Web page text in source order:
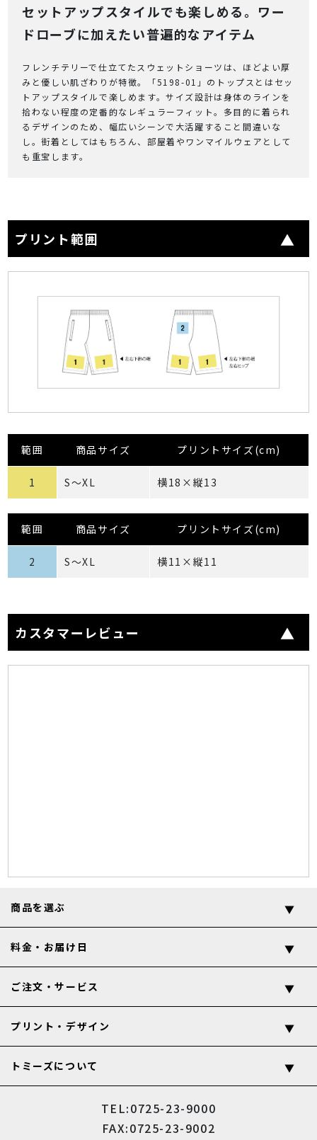
セットアップスタイルでも楽しめる。ワー
ドローブに加えたい普遍的なアイテム
フレンチテリーで仕立てたスウェットショーツは、ほどよい厚
みと優しい肌ざわりが特徴。「5198-01」のトップスとはセッ
トアップスタイルで楽しめます。サイズ設計は身体のラインを
拾わない程度の定番的なレギュラーフィット。多目的に着られ
るデザインのため、幅広いシーンで大活躍すること間違いな
し。街着としてはもちろん、部屋着やワンマイルウェアとして
も重宝します。
プリント範囲
範囲 商品サイズ プリントサイズ(cm)
1 S～XL 横18×縦13
範囲 商品サイズ プリントサイズ(cm)
2 S～XL 横11×縦11
カスタマーレビュー
商品を選ぶ
料金・お届け日
ご注文・サービス
プリント・デザイン
トミーズについて
TEL:0725-23-9000
FAX:0725-23-9002